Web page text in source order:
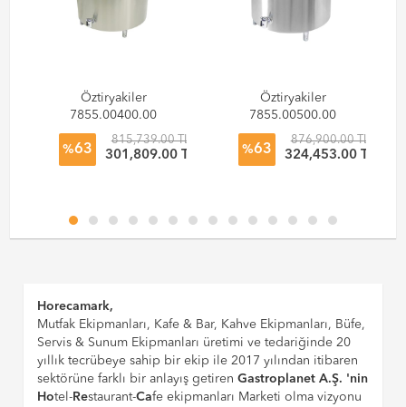
Öztiryakiler
7855.00400.00
Kaynatma
Tenceresi Buharlı
400 Litre Krom
%63
815,739.00 TL
301,809.00 TL
Öztiryakiler
7855.00500.00
Kaynatma
Tenceresi Buharlı
500 Litre Krom
%63
876,900.00 TL
324,453.00 TL
Horecamark,
Mutfak Ekipmanları, Kafe & Bar, Kahve Ekipmanları, Büfe,
Servis & Sunum Ekipmanları üretimi ve tedariğinde 20
yıllık tecrübeye sahip bir ekip ile 2017 yılından itibaren
sektörüne farklı bir anlayış getirenGastroplanet A.Ş. 'nin
Hotel-Restaurant-Cafe ekipmanları Marketi olma vizyonu